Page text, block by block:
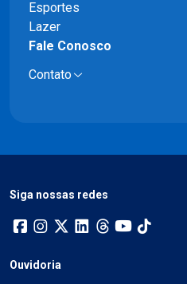
Esportes
Lazer
Fale Conosco
Contato
Siga nossas redes
Ouvidoria